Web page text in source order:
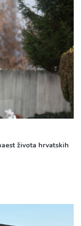
života hrvatskih